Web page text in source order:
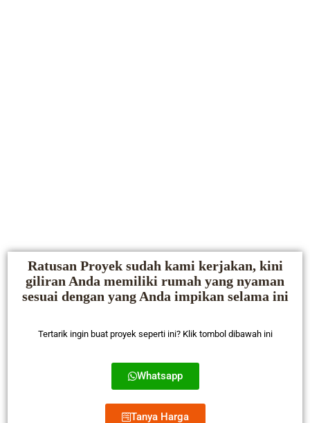
Ratusan Proyek sudah kami kerjakan, kini
giliran Anda memiliki rumah yang nyaman
sesuai dengan yang Anda impikan selama ini
Tertarik ingin buat proyek seperti ini? Klik tombol dibawah ini
Whatsapp
Tanya Harga